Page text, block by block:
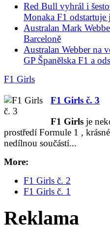
Red Bull vyhrál i
Monaka F1
Australan Mark
Barceloně
Australan Webber na
GP Španělska F1 a
F1 Girls
F1 Girls č. 3
F1 Girls je
prostředí Formule 1 ,
nedílnou součástí...
More:
F1 Girls č. 2
F1 Girls č. 1
Reklama